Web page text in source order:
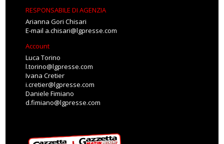
RESPONSABILE DI AGENZIA
Arianna Gori Chisari
E-mail a.chisari@lgpresse.com
Account
Luca Torino
l.torino@lgpresse.com
Ivana Cretier
i.cretier@lgpresse.com
Daniele Fimiano
d.fimiano@lgpresse.com